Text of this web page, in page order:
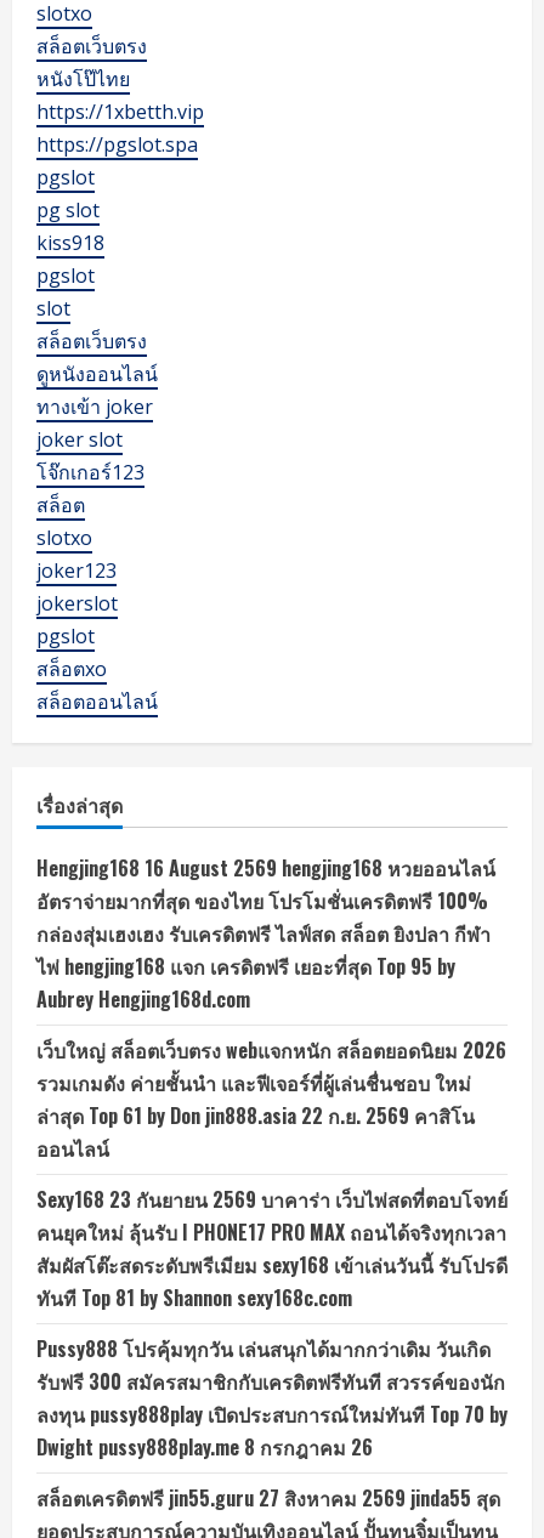
slotxo
สล็อตเว็บตรง
หนังโป๊ไทย
https://1xbetth.vip
https://pgslot.spa
pgslot
pg slot
kiss918
pgslot
slot
สล็อตเว็บตรง
ดูหนังออนไลน์
ทางเข้า joker
joker slot
โจ๊กเกอร์123
สล็อต
slotxo
joker123
jokerslot
pgslot
สล็อตxo
สล็อตออนไลน์
เรื่องล่าสุด
Hengjing168 16 August 2569 hengjing168 หวยออนไลน์
อัตราจ่ายมากที่สุด ของไทย โปรโมชั่นเครดิตฟรี 100%
กล่องสุ่มเฮงเฮง รับเครดิตฟรี ไลฟ์สด สล็อต ยิงปลา กีฬา
ไพ่ hengjing168 แจก เครดิตฟรี เยอะที่สุด Top 95 by
Aubrey Hengjing168d.com
เว็บใหญ่ สล็อตเว็บตรง webแจกหนัก สล็อตยอดนิยม 2026
รวมเกมดัง ค่ายชั้นนำ และฟีเจอร์ที่ผู้เล่นชื่นชอบ ใหม่
ล่าสุด Top 61 by Don jin888.asia 22 ก.ย. 2569 คาสิโน
ออนไลน์
Sexy168 23 กันยายน 2569 บาคาร่า เว็บไพ่สดที่ตอบโจทย์
คนยุคใหม่ ลุ้นรับ I PHONE17 PRO MAX ถอนได้จริงทุกเวลา
สัมผัสโต๊ะสดระดับพรีเมียม sexy168 เข้าเล่นวันนี้ รับโปรดี
ทันที Top 81 by Shannon sexy168c.com
Pussy888 โปรคุ้มทุกวัน เล่นสนุกได้มากกว่าเดิม วันเกิด
รับฟรี 300 สมัครสมาชิกกับเครดิตฟรีทันที สวรรค์ของนัก
ลงทุน pussy888play เปิดประสบการณ์ใหม่ทันที Top 70 by
Dwight pussy888play.me 8 กรกฎาคม 26
สล็อตเครดิตฟรี jin55.guru 27 สิงหาคม 2569 jinda55 สุด
ยอดประสบการณ์ความบันเทิงออนไลน์ ปั้นทุนจิ๋มเป็นทุน